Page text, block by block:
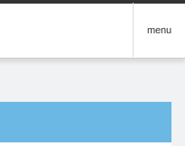
menu